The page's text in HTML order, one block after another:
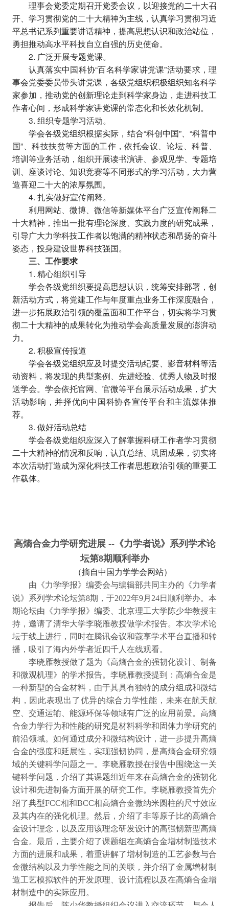
理事会党委定期召开党委会议，以迎接党的二十大召
开、学习贯彻党的二十大精神为主线，认真学习贯彻习近
平总书记系列重要讲话精神，提高思想认识和政治站位，
勇担推动高水平科技自立自强的历史使命。
2. 广泛开展专题党课。
认真落实中国科协“百名科学家讲党课”活动要求，理
事会党委委员带头讲党课，各级党组织积极组织知名科学
家参加，推动党的创新理论走到科学家身边，走进科技工
作者心间，形成科学家讲党课的常态化和长效化机制。
3. 组织专题学习活动。
学会各级党组织根据实际，结合“科创中国”、“科普中
国”、科技扶贫等方面的工作，依托会议、论坛、科普、
培训等业务活动，组织开展读书演讲、参观见学、专题培
训、座谈讨论、知识竞赛等不同形式的学习活动，大力营
造喜迎二十大的浓厚氛围。
4. 扎实做好宣传阐释。
利用网站、微博、微信等新媒体平台广泛宣传阐释二
十大精神，推出一批有理论深度、实践力度的研究成果，
引导广大力学科技工作者以饱满的精神状态和昂扬的奋斗
姿态，投身建设世界科技强国。
三、工作要求
1. 精心组织引导
学会各级党组织要提高思想认识，统筹安排部署，创
新活动方式，将党建工作与年度重点业务工作深度融合，
进一步拓展政治引领的覆盖面和工作平台，切实将学习贯
彻二十大精神的成果转化为推动学会高质量发展的澎湃动
力。
2. 积极宣传报道
学会各级党组织应及时提交活动纪要、影音材料等活
动资料，将发现的典型案例、先进经验、优秀人物及时报
送学会。学会依托官网、官微等平台展示活动成果，扩大
活动影响，并择优向中国科协各宣传平台和主流媒体推
荐。
3. 做好活动总结
学会各级党组织应深入了解掌握科研工作者学习贯彻
二十大精神的情况和反响，认真总结、巩固成果，切实将
本次活动打造成为深化科技工作者思想政治引领的重要工
作载体。
高熵合金力学研究进展 --《力学者说》系列学术论
坛第8期顺利举办
（摘自中国力学学会网站）
由《力学学报》编委会与编辑部共同主办的《力学者
说》系列学术论坛第8期，于2022年9月24日顺利举办。本
期论坛由《力学学报》编委、北京理工大学陈少华教授主
持，邀请了清华大学李晓雁教授做学术报告。本次学术论
坛于线上进行，同时在腾讯会议和蔻享学术平台直播和转
播，吸引了海内外学者近四千人在线观看。
李晓雁教授做了题为《高熵合金的强韧化设计、制备
和微观机理》的学术报告。李晓雁教授提到：高熵合金是
一种新型的合金材料，由于其具有独特的成分组成和微结
构，因此表现出了优异的综合力学性能，未来在航天航
空、交通运输、能源环保等领域有广泛的应用前景。高熵
合金力学行为和性能的研究是材料科学和固体力学研究的
前沿领域。如何通过成分和微结构设计，进一步提升高熵
合金的强度和延展性，实现强韧协同，是高熵合金研究领
域的关键科学问题之一。李晓雁教授在报告中围绕这一关
键科学问题，介绍了其课题组近年来在高熵合金的强韧化
设计和先进制备方面开展的研究工作。李晓雁教授首先介
绍了典型FCC相和BCC相高熵合金微纳米圆柱的尺寸效应
及其内在的强化机理。然后，介绍了非等原子比的高熵合
金设计理念，以及应用该理念研发设计的高强韧新型高熵
合金。最后，主要介绍了课题组在高熵合金增材制造技术
方面的进展和成果，着重讲解了增材制造的工艺参数与合
金微结构以及力学性能之间的关联，并介绍了金属增材制
造工艺模拟软件的开发原理、设计流程以及在高熵合金增
材制造中的实际应用。